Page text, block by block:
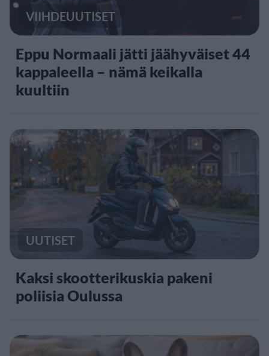
VIIHDEUUTISET
Eppu Normaali jätti jäähyväiset 44
kappaleella – nämä keikalla
kuultiin
UUTISET
Kaksi skootterikuskia pakeni
poliisia Oulussa